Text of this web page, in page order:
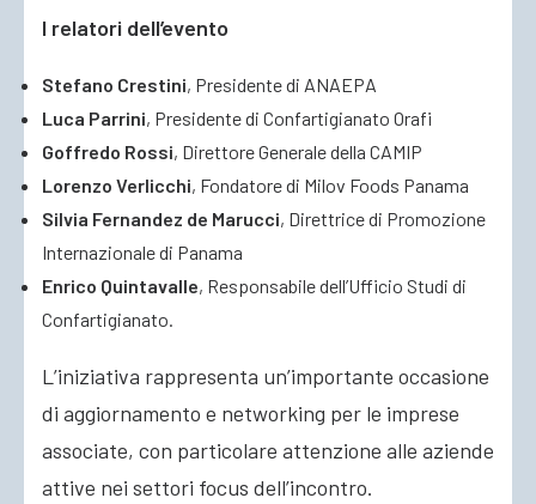
I relatori dell’evento
Stefano Crestini, Presidente di ANAEPA
Luca Parrini, Presidente di Confartigianato Orafi
Goffredo Rossi, Direttore Generale della CAMIP
Lorenzo Verlicchi, Fondatore di Milov Foods Panama
Silvia Fernandez de Marucci, Direttrice di Promozione
Internazionale di Panama
Enrico Quintavalle, Responsabile dell’Ufficio Studi di
Confartigianato.
L’iniziativa rappresenta un’importante occasione
di aggiornamento e networking per le imprese
associate, con particolare attenzione alle aziende
attive nei settori focus dell’incontro.